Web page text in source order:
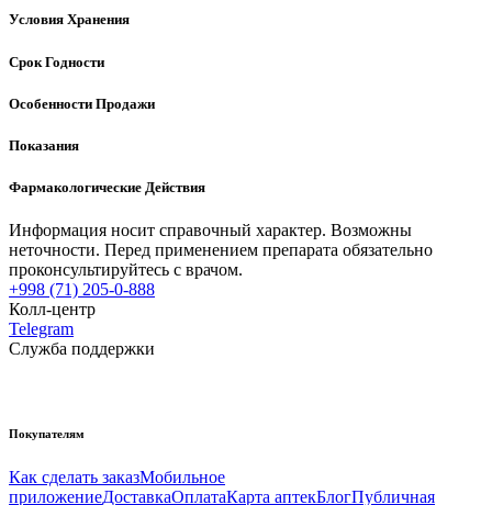
Условия Хранения
Срок Годности
Особенности Продажи
Показания
Фармакологические Действия
Информация носит справочный характер. Возможны
неточности. Перед применением препарата обязательно
проконсультируйтесь с врачом.
+998 (71) 205-0-888
Колл-центр
Telegram
Служба поддержки
Покупателям
Как сделать заказМобильное
приложениеДоставкаОплатаКарта аптекБлогПубличная